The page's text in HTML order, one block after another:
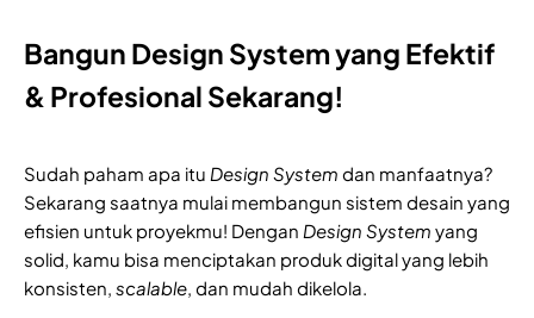
Bangun Design System yang Efektif
& Profesional Sekarang!
Sudah paham apa itu Design System dan manfaatnya?
Sekarang saatnya mulai membangun sistem desain yang
efisien untuk proyekmu! Dengan Design System yang
solid, kamu bisa menciptakan produk digital yang lebih
konsisten, scalable, dan mudah dikelola.